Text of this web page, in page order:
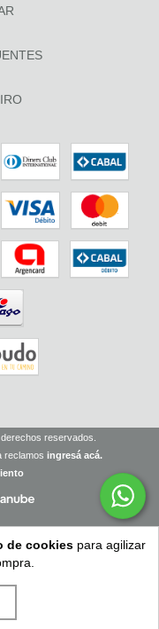
de cookies para agilizar
reservados.
reclamos ingresá acá.